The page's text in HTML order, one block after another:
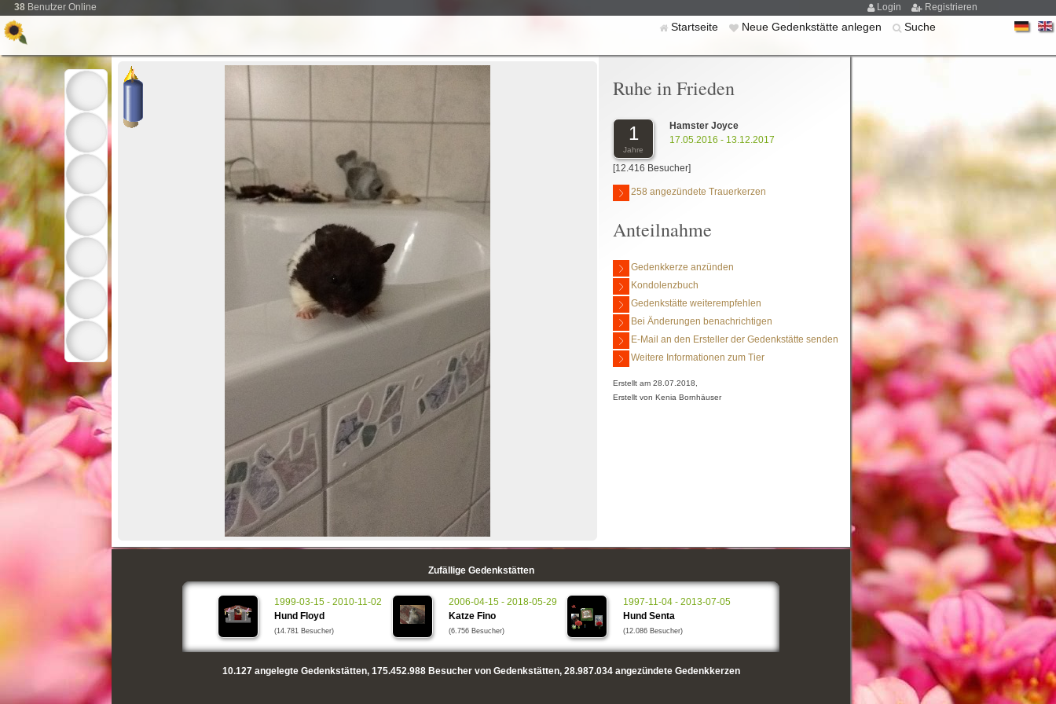
38 Benutzer Online Login Registrieren
Startseite Neue Gedenkstätte anlegen Suche
Ruhe in Frieden
1
Jahre
Hamster Joyce
17.05.2016 - 13.12.2017
[12.416 Besucher]
258 angezündete Trauerkerzen
Anteilnahme
Gedenkkerze anzünden
Kondolenzbuch
Gedenkstätte weiterempfehlen
Bei Änderungen benachrichtigen
E-Mail an den Ersteller der Gedenkstätte senden
Weitere Informationen zum Tier
Erstellt am 28.07.2018,
Erstellt von Kenia Bornhäuser
Zufällige Gedenkstätten
1999-03-15 - 2010-11-02
Hund Floyd
(14.781 Besucher)
2006-04-15 - 2018-05-29
Katze Fino
(6.756 Besucher)
1997-11-04 - 2013-07-05
Hund Senta
(12.086 Besucher)
10.127angelegte Gedenkstätten, 175.452.988Besucher von Gedenkstätten, 28.987.034angezündete Gedenkkerzen